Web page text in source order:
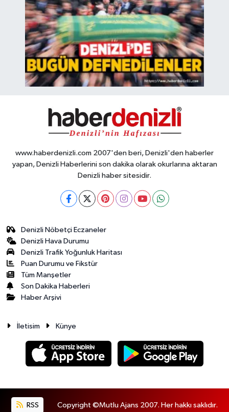
www.haberdenizli.com 2007'den beri, Denizli'den haberler
yapan, Denizli Haberlerini son dakika olarak okurlarına aktaran
Denizli haber sitesidir.
Denizli Nöbetçi Eczaneler
Denizli Hava Durumu
Denizli Trafik Yoğunluk Haritası
Puan Durumu ve Fikstür
Tüm Manşetler
Son Dakika Haberleri
Haber Arşivi
İletisim Künye
RSS Copyright ©Mutlu Ajans 2007. Her hakkı saklıdır.